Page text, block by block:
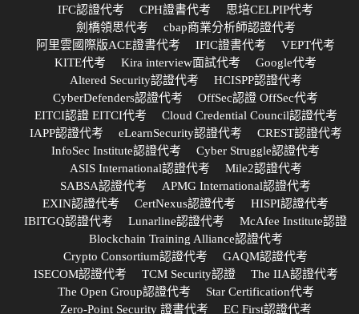
IFC認證代考
CPH證書代考
思培CELPIP代考
劍橋領思代考
cbap商業分析師認證代考
阿里雲國際版ACE證書代考
IFIC證書代考
VEPT代考
KITE代考
Kira interview面試代考
Google代考
Altered Security認證代考
HCISPP認證代考
CyberDefenders認證代考
OffSec認證 OffSec代考
EITCI認證 EITCI代考
Cloud Credential Council認證代考
IAPP認證代考
eLearnSecurity認證代考
CREST認證代考
InfoSec Institute認證代考
Cyber Struggle認證代考
ASIS International認證代考
Mile2認證代考
SABSA認證代考
APMG International認證代考
EXIN認證代考
CertNexus認證代考
HISPI認證代考
IBITGQ認證代考
Lunarline認證代考
McAfee Institute認證
Blockchain Training Alliance認證代考
Crypto Consortium認證代考
GAQM認證代考
ISECOM認證代考
TCM Security認證
The IIA認證代考
The Open Group認證代考
Star Certification代考
Zero-Point Security 證書代考
EC First認證代考